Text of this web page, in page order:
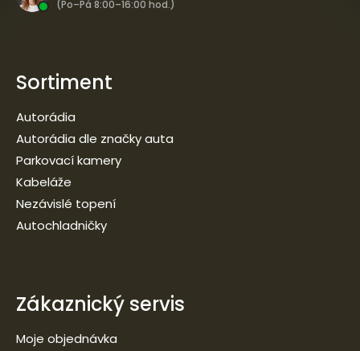
(Po–Pá 8:00–16:00 hod.)
Sortiment
Autorádia
Autorádia dle značky auta
Parkovací kamery
Kabeláže
Nezávislé topení
Autochladničky
Zákaznický servis
Moje objednávka